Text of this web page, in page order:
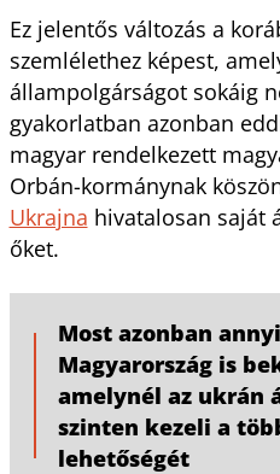
Ez jelentős változás a
szemlélethez képest,
állampolgárságot sokáig
gyakorlatban azonban
magyar rendelkezett
Orbán-kormánynak
Ukrajna hivatalosan saját
őket.
Most azonban
Magyarország is
amelynél az ukrán
szinten kezeli a
lehetőségét